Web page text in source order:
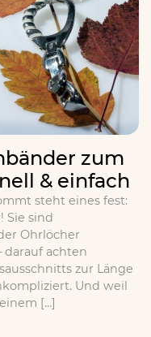
zum
& einfach
steht eines fest:
Sie sind
Ohrlöcher
darauf achten
zur Länge
Und weil
[…]